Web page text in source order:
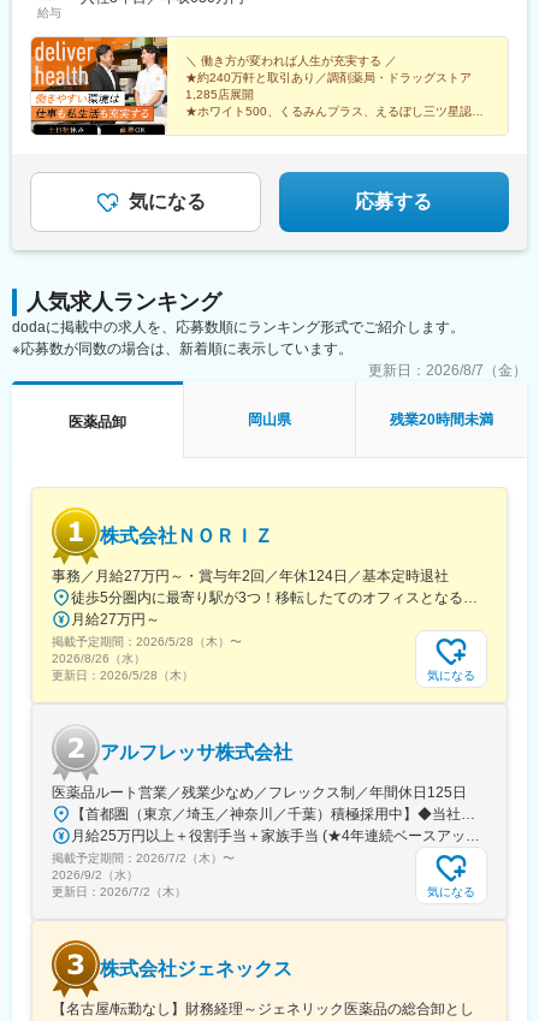
でいるほか、現場の声を生かしたOEMブランド「tkbシリーズ」も
展開しています。
変更の範囲：会社の定める業務
岡県静岡県島田市道悦3-14-2三島営業所：静岡県田方郡函南町肥
田字南中道476中津川営業所：岐阜県中津川市中津川字大西667-1
田辺営業所：和歌山県田辺市三栖字三反田130-5京都北営業所：京
都府京都市北区上賀茂向縄手町16滑川営業所：富山県滑川市柳原
字宮ノ東41-29※詳細は「会社概要」欄HPから
駅、砺波駅、片原町駅(富山県)、速星駅、春江駅、水落駅、しんざ
駅、上越妙高駅、信州中野駅、附属中学前駅、切石駅、岩村田
駅、西上田駅、酒折駅、禾生駅、富士駅、古庄駅、半田駅、荒子
川公園駅、妙興寺駅、六軒駅(三重県)、霞ケ浦駅、光善寺駅、平野
駅(地下鉄)、久米田駅、ケーブル八幡宮山上駅、田村駅、唐崎駅、
出雲市駅、高野駅、西富井駅、周防下郷駅、櫛ケ浜駅、府中駅(徳
島県)、北久米駅、北宇和島駅、伏石駅、下曽根駅、高城駅、杵築
給与
＼ 働き方が変われば人生が充実する ／
★約240万軒と取引あり／調剤薬局・ドラッグストア
1,285店展開
★ホワイト500、くるみんプラス、えるぼし三ツ星認定
気になる 応募する
人気求人ランキング
dodaに掲載中の求人を、応募数順にランキング形式でご紹介します。
※応募数が同数の場合は、新着順に表示しています。
更新日： 2026/8/7（金）
医薬品卸 岡山県 残業20時間未満
株式会社ＮＯＲＩＺ
事務／月給27万円～・賞与年2回／年休124日／基本定時退社
徒歩5分圏内に最寄り駅が3つ！移転したてのオフィスとなるため、新しくキレイなオフィスで働けます！★転勤なし東京都中央区銀座6-13-16 ヒューリック銀座ウォールビル3階新富町から徒歩3分※受動喫煙対策：屋内禁煙
月給27万円～
掲載予定期間： 2026/5/28（木） 〜
2026/8/26（水）
更新日： 2026/5/28（木） 気になる
アルフレッサ株式会社
医薬品ルート営業／残業少なめ／フレックス制／年間休日125日
【首都圏（東京／埼玉／神奈川／千葉）積極採用中】◆当社が展開する【北海道／関東／首都圏／中部／近畿／九州】の各事業所へご希望を考慮した上で配属となります。【北海道】北海道【関東】栃木／群馬／茨城／長野／山梨／新潟【首都圏】東京／埼玉／神奈川／千葉★積極採用エリア【中部】静岡／愛知／三重／岐阜【近畿】滋賀／兵庫／大阪／京都／奈良／和歌山【九州】福岡／長崎／熊本／大分／宮崎／鹿児島各事業所の詳細については、弊社HPよりご確認ください※「企業情報」→「拠点」よりご確認いただけます。屋内禁煙(※喫煙室あり※禁煙タイムあり※喫煙室での就労はありません)
月給25万円以上＋役割手当＋家族手当 (★4年連続ベースアップ実施！)※時間外手当別途支給※年齢、経験、能力を考慮の上、優遇します
掲載予定期間： 2026/7/2（木） 〜
2026/9/2（水）
更新日： 2026/7/2（木） 気になる
株式会社ジェネックス
【名古屋/転勤なし】財務経理～ジェネリック医薬品の総合卸とし